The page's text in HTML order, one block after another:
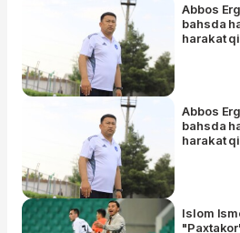
Abbos
bahsda
harakat
Abbos
bahsda
harakat
Islom